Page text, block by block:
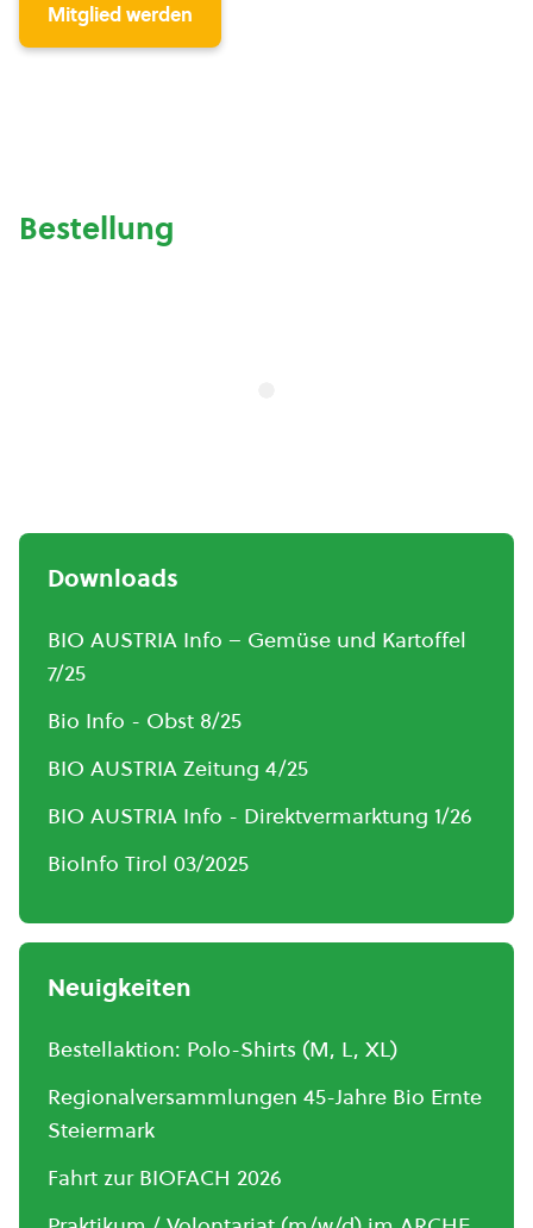
Mitglied werden
Bestellung
Downloads
BIO AUSTRIA Info – Gemüse und Kartoffel
7/25
Bio Info - Obst 8/25
BIO AUSTRIA Zeitung 4/25
BIO AUSTRIA Info - Direktvermarktung 1/26
BioInfo Tirol 03/2025
Neuigkeiten
Bestellaktion: Polo-Shirts (M, L, XL)
Regionalversammlungen 45-Jahre Bio Ernte
Steiermark
Fahrt zur BIOFACH 2026